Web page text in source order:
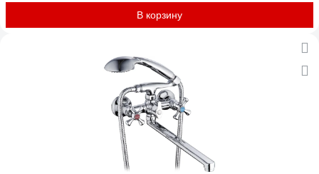
В корзину